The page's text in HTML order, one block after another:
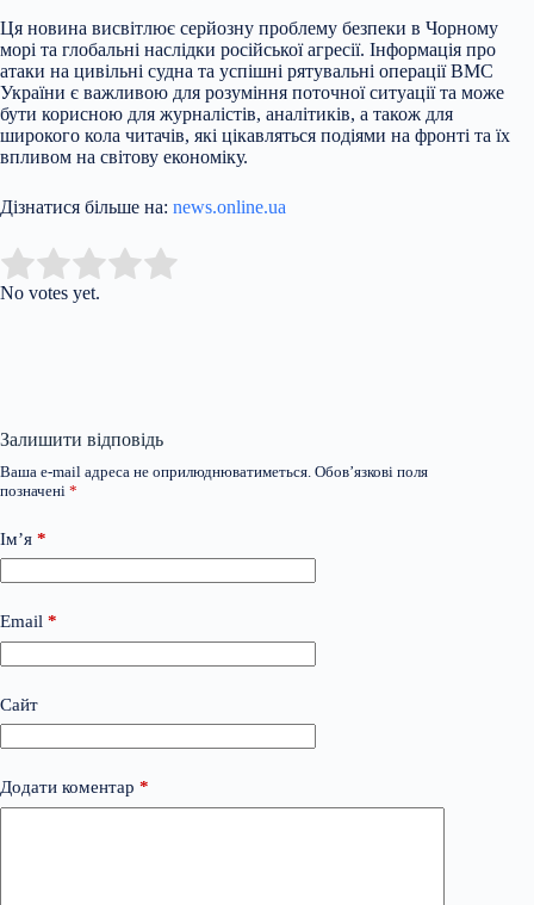
Ця новина висвітлює серйозну проблему безпеки в Чорному
морі та глобальні наслідки російської агресії. Інформація про
атаки на цивільні судна та успішні рятувальні операції ВМС
України є важливою для розуміння поточної ситуації та може
бути корисною для журналістів, аналітиків, а також для
широкого кола читачів, які цікавляться подіями на фронті та їх
впливом на світову економіку.
Дізнатися більше на: news.online.ua
Rate this item:
No votes yet.
Залишити відповідь
Ваша e-mail адреса не оприлюднюватиметься. Обов’язкові поля
позначені *
Ім’я *
Email *
Сайт
Додати коментар *